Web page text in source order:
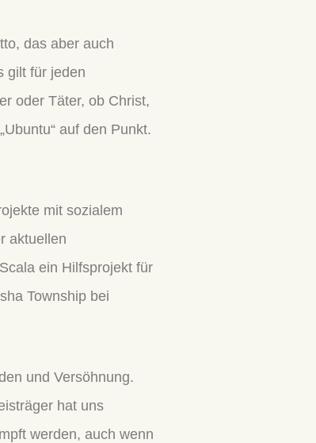
das aber auch
gilt für jeden
oder Täter, ob Christ,
auf den Punkt.
mit sozialem
aktuellen
ein Hilfsprojekt für
Township bei
und Versöhnung.
hat uns
werden, auch wenn